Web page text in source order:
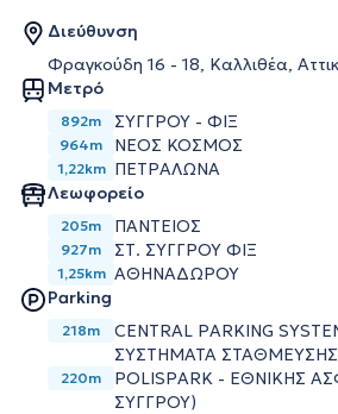
Διεύθυνση
Φραγκούδη 16 - 18, Καλλιθέα,
Μετρό
892m ΣΥΓΓΡΟΥ - ΦΙΞ
964m ΝΕΟΣ ΚΟΣΜΟΣ
1,22km ΠΕΤΡΑΛΩΝΑ
Λεωφορείο
205m ΠΑΝΤΕΙΟΣ
927m ΣΤ. ΣΥΓΓΡΟΥ ΦΙΞ
1,25km ΑΘΗΝΑΔΩΡΟΥ
Parking
218m
CENTRAL PARKING
ΣΥΣΤΗΜΑΤΑ
220m
POLISPARK - ΕΘΝΙΚΗΣ
ΣΥΓΓΡΟΥ)